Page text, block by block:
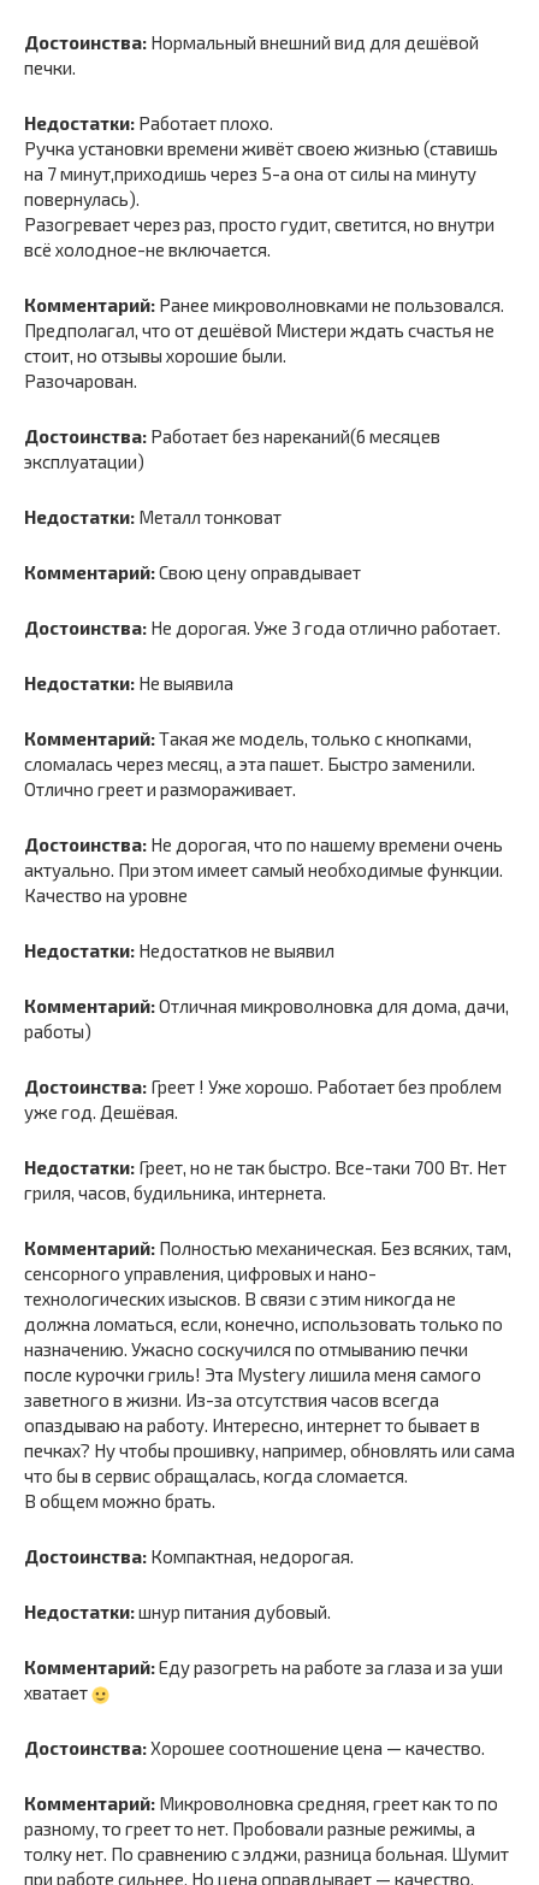
Достоинства: Нормальный внешний вид для дешёвой
печки.
Недостатки: Работает плохо.
Ручка установки времени живёт своею жизнью (ставишь
на 7 минут,приходишь через 5-а она от силы на минуту
повернулась).
Разогревает через раз, просто гудит, светится, но внутри
всё холодное-не включается.
Комментарий: Ранее микроволновками не пользовался.
Предполагал, что от дешёвой Мистери ждать счастья не
стоит, но отзывы хорошие были.
Разочарован.
Достоинства: Работает без нареканий(6 месяцев
эксплуатации)
Недостатки: Металл тонковат
Комментарий:Свою цену оправдывает
Достоинства: Не дорогая. Уже 3 года отлично работает.
Недостатки: Не выявила
Комментарий:Такая же модель, только с кнопками,
сломалась через месяц, а эта пашет. Быстро заменили.
Отлично греет и размораживает.
Достоинства: Не дорогая, что по нашему времени очень
актуально. При этом имеет самый необходимые функции.
Качество на уровне
Недостатки: Недостатков не выявил
Комментарий:Отличная микроволновка для дома, дачи,
работы)
Достоинства: Греет ! Уже хорошо. Работает без проблем
уже год. Дешёвая.
Недостатки: Греет, но не так быстро. Все-таки 700 Вт. Нет
гриля, часов, будильника, интернета.
Комментарий: Полностью механическая. Без всяких, там,
сенсорного управления, цифровых и нано-
технологических изысков. В связи с этим никогда не
должна ломаться, если, конечно, использовать только по
назначению. Ужасно соскучился по отмыванию печки
после курочки гриль! Эта Mystery лишила меня самого
заветного в жизни. Из-за отсутствия часов всегда
опаздываю на работу. Интересно, интернет то бывает в
печках? Ну чтобы прошивку, например, обновлять или сама
что бы в сервис обращалась, когда сломается.
В общем можно брать.
Достоинства: Компактная, недорогая.
Недостатки:шнур питания дубовый.
Комментарий:Еду разогреть на работе за глаза и за уши
хватает
Достоинства:Хорошее соотношение цена — качество.
Комментарий: Микроволновка средняя, греет как то по
разному, то греет то нет. Пробовали разные режимы, а
толку нет. По сравнению с элджи, разница больная. Шумит
при работе сильнее. Но цена оправдывает — качество.